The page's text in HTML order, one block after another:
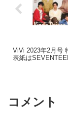
ViVi 2023年2月
表紙は
コメント